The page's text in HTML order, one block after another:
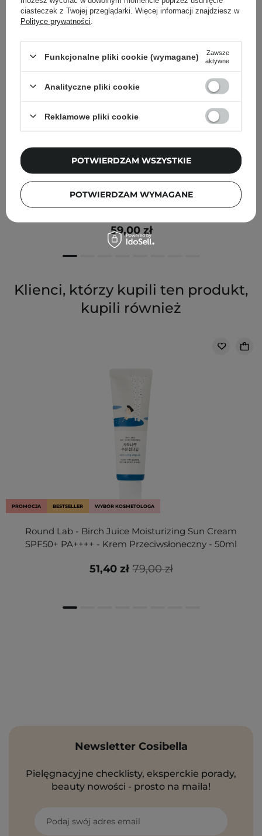
Rom&nd - Nu Zero Cushion Refill - Uzupełnienie
Podkładu w Poduszce - 04 Beige 23 - 15g
59,00 zł
Klienci, którzy kupili ten produkt,
kupili również
PROMOCJA BESTSELLER WYBÓR KOSMETOLOGA
Round Lab - Birch Juice Moisturizing Sun Cream
SPF50+ PA++++ - Krem Przeciwsłoneczny - 50ml
79,00 zł
51,40 zł
Newsletter Cosibella
Pielęgnacyjne checklisty, eksperckie porady,
beauty nowości - prosto na maila!
Podaj swój adres email
ciasteczek z Twojej przeglądarki. Więcej informacji znajdziesz w
Polityce prywatności
Funkcjonalne pliki cookie (wymagane)
Zawsze
aktywne
Analityczne pliki cookie
Reklamowe pliki cookie
POTWIERDZAM WYMAGANE
POTWIERDZAM WSZYSTKIE